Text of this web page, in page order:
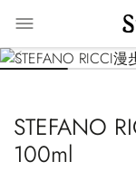
STEFANO
100ml